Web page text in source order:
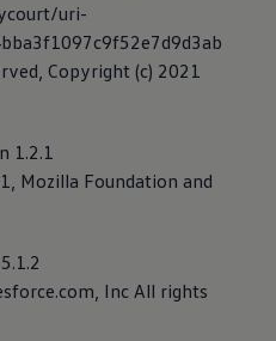
uri-
Copyright (c) 2021
1.2.1
Mozilla Foundation and
Inc All rights